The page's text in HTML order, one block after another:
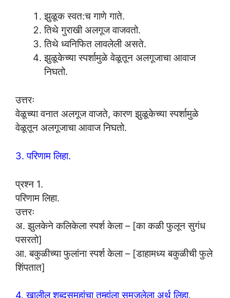
झुळूक स्वत:च गाणे गाते.
तिथे गुराखी अलगूज वाजवतो.
तिथे ध्वनिफित लावलेली असते.
झुळूकेच्या स्पर्शामुळे वेळूतून अलगूजाचा आवाज
निघतो.
उत्तरः
वेळूच्या वनात अलगूज वाजते, कारण झुळूकेच्या स्पर्शामुळे
वेळूतून अलगूजाचा आवाज निघतो.
3. परिणाम लिहा.
प्रश्न 1.
परिणाम लिहा.
उत्तरः
अ. झुलकेने कलिकेला स्पर्श केला – [का कळी फुलून सुगंध
पसरतो]
आ. बकुळीच्या फुलांना स्पर्श केला – [डाहामध्य बकुळीची फुले
शिंपतात]
4. खालील शब्दसमूहांचा तुम्हांला समजलेला अर्थ लिहा.